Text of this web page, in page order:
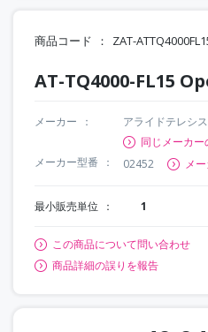
商品コード ZAT-
AT-TQ4000-FL15
メーカー
アライドテレシス
同じメーカ
メーカー型番
02452 メ
最小販売単位 1
この商品について問い合わせ
商品詳細の誤りを報告